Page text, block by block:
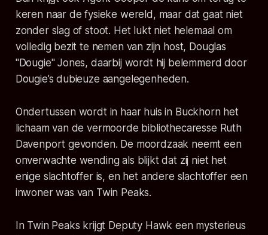
keren naar de fysieke wereld, maar dat gaat niet
zonder slag of stoot. Het lukt niet helemaal om
volledig bezit te nemen van zijn host, Douglas
"Dougie" Jones, daarbij wordt hij belemmerd door
Dougie’s dubieuze aangelegenheden.
Ondertussen wordt in haar huis in Buckhorn het
lichaam van de vermoorde bibliothecaresse Ruth
Davenport gevonden. De moordzaak neemt een
onverwachte wending als blijkt dat zij niet het
enige slachtoffer is, en het andere slachtoffer een
inwoner was van Twin Peaks.
In Twin Peaks krijgt Deputy Hawk een mysterieus